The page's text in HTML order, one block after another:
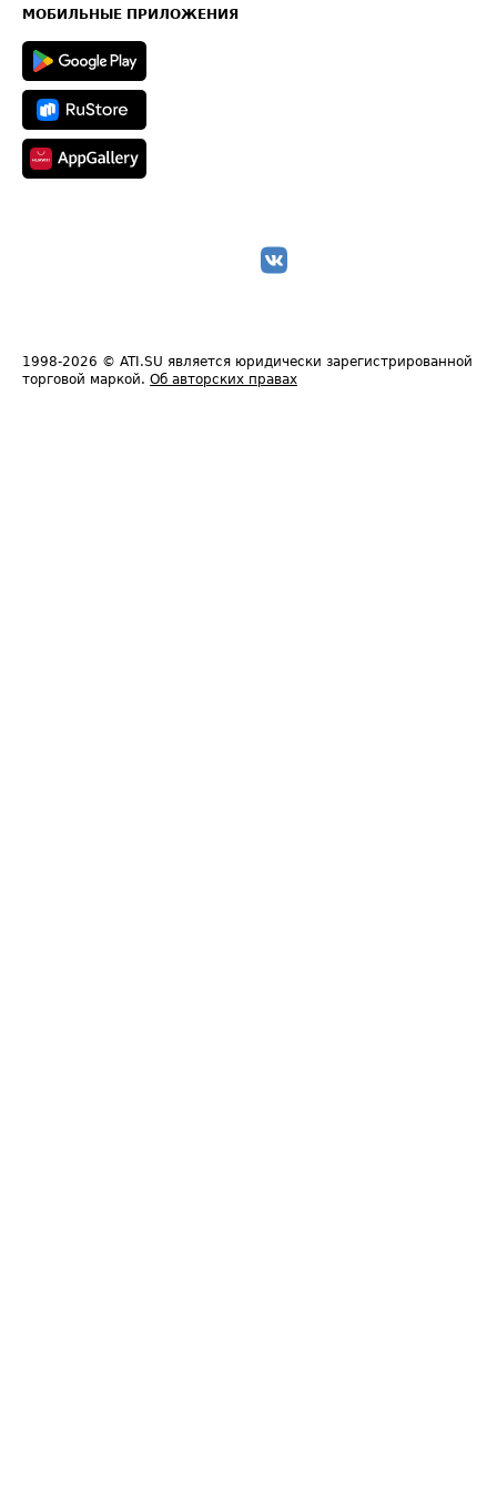
Техническая информация
МОБИЛЬНЫЕ ПРИЛОЖЕНИЯ
1998-2026 © ATI.SU является юридически зарегистрированной
торговой маркой. Об авторских правах